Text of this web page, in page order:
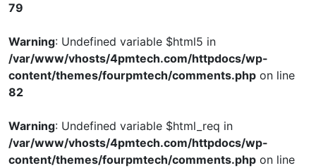
79
Warning: Undefined variable $html5 in
/var/www/vhosts/4pmtech.com/httpdocs/wp-
content/themes/fourpmtech/comments.php on line
82
Warning: Undefined variable $html_req in
/var/www/vhosts/4pmtech.com/httpdocs/wp-
content/themes/fourpmtech/comments.php on line